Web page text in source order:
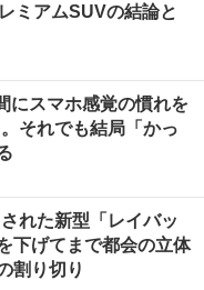
ミアムSUVの結論と
にスマホ感覚の慣れを
それでも結局「かっ
れた新型「レイバッ
下げてまで都会の立体
割り切り